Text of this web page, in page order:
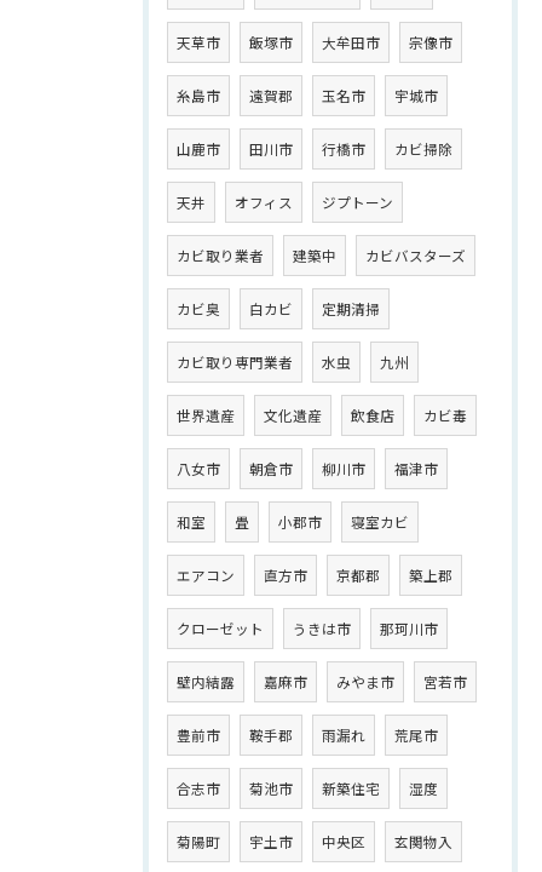
天草市 飯塚市 大牟田市 宗像市
糸島市 遠賀郡 玉名市 宇城市
山鹿市 田川市 行橋市 カビ掃除
天井 オフィス ジプトーン
カビ取り業者 建築中 カビバスターズ
カビ臭 白カビ 定期清掃
カビ取り専門業者 水虫 九州
世界遺産 文化遺産 飲食店 カビ毒
八女市 朝倉市 柳川市 福津市
和室 畳 小郡市 寝室カビ
エアコン 直方市 京都郡 築上郡
クローゼット うきは市 那珂川市
壁内結露 嘉麻市 みやま市 宮若市
豊前市 鞍手郡 雨漏れ 荒尾市
合志市 菊池市 新築住宅 湿度
菊陽町 宇土市 中央区 玄関物入